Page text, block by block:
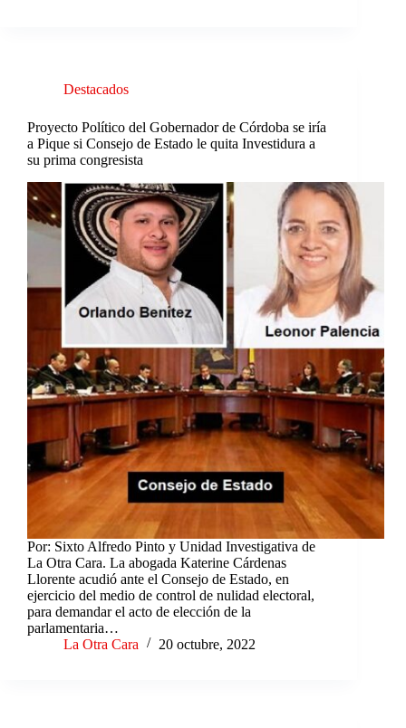
Destacados
Proyecto Político del Gobernador de Córdoba se iría
a Pique si Consejo de Estado le quita Investidura a
su prima congresista
Por: Sixto Alfredo Pinto y Unidad Investigativa de
La Otra Cara. La abogada Katerine Cárdenas
Llorente acudió ante el Consejo de Estado, en
ejercicio del medio de control de nulidad electoral,
para demandar el acto de elección de la
parlamentaria…
La Otra Cara
20 octubre, 2022